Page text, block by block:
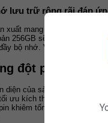
lưu trữ rộng rãi đáp
xuất mang đến cho người
256GB sẽ phù hợp với
bộ nhớ. Việc đa dạng
đột phá về hệ
diện của sản phẩm được
ưu kích thước siêu mỏng
khiêm tốn của đối thủ từ